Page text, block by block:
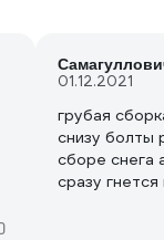
01.12.2021
грубая
снизу болты
сборе снега
сразу